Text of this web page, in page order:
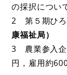
の採択につい
2 第５期ひろ
康福祉局）
3 農業参入企
円，雇用約